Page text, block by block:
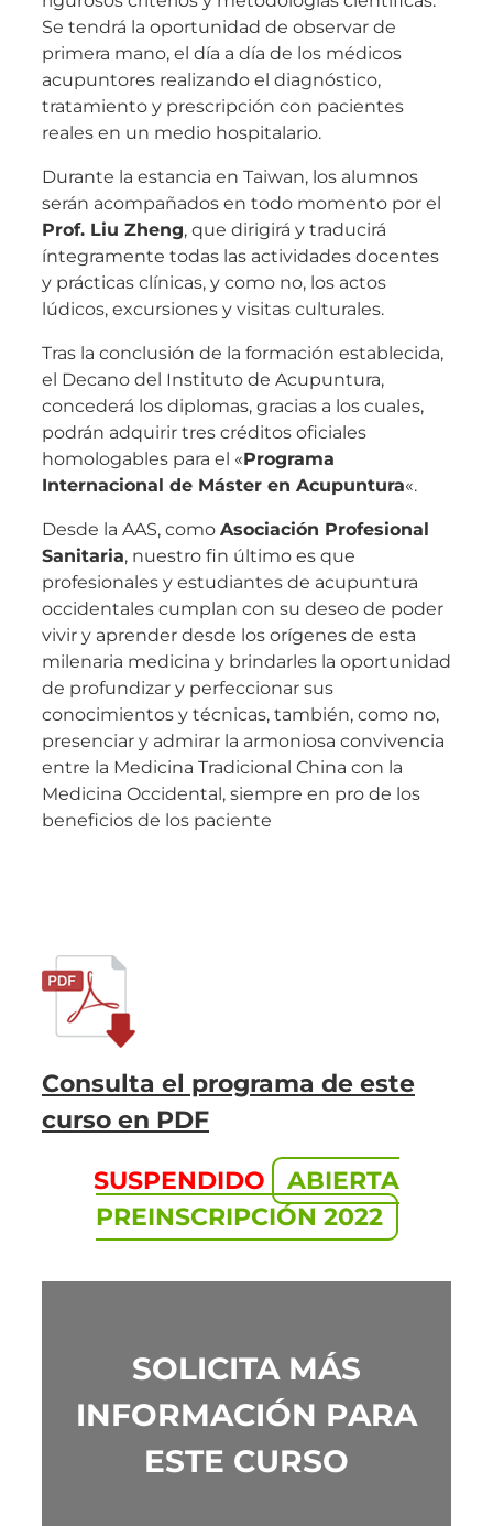
Se tendrá la oportunidad de observar de
primera mano, el día a día de los médicos
acupuntores realizando el diagnóstico,
tratamiento y prescripción con pacientes
reales en un medio hospitalario.
Durante la estancia en Taiwan, los alumnos
serán acompañados en todo momento por el
Prof. Liu Zheng, que dirigirá y traducirá
íntegramente todas las actividades docentes
y prácticas clínicas, y como no, los actos
lúdicos, excursiones y visitas culturales.
Tras la conclusión de la formación establecida,
el Decano del Instituto de Acupuntura,
concederá los diplomas, gracias a los cuales,
podrán adquirir tres créditos oficiales
homologables para el «Programa
Internacional de Máster en Acupuntura«.
Desde la AAS, como Asociación Profesional
Sanitaria, nuestro fin último es que
profesionales y estudiantes de acupuntura
occidentales cumplan con su deseo de poder
vivir y aprender desde los orígenes de esta
milenaria medicina y brindarles la oportunidad
de profundizar y perfeccionar sus
conocimientos y técnicas, también, como no,
presenciar y admirar la armoniosa convivencia
entre la Medicina Tradicional China con la
Medicina Occidental, siempre en pro de los
beneficios de los paciente
Consulta el programa de este
curso en PDF
SUSPENDIDO
ABIERTA
PREINSCRIPCIÓN 2022
SOLICITA MÁS
INFORMACIÓN PARA
ESTE CURSO